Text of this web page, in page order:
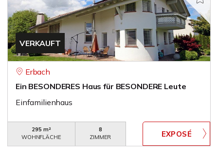
VERKAUFT
Erbach
Ein BESONDERES Haus für BESONDERE Leute
Einfamilienhaus
295 m²
WOHNFLÄCHE
8
ZIMMER